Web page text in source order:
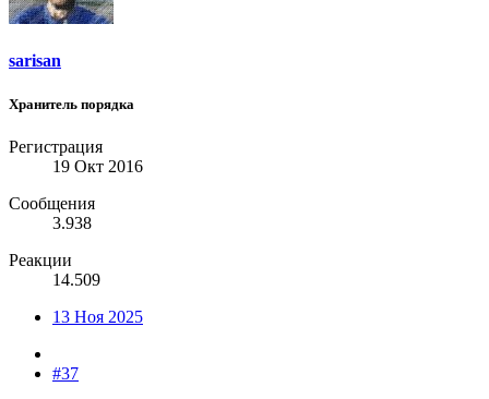
sarisan
Хранитель порядка
Регистрация
19 Окт 2016
Сообщения
3.938
Реакции
14.509
13 Ноя 2025
#37